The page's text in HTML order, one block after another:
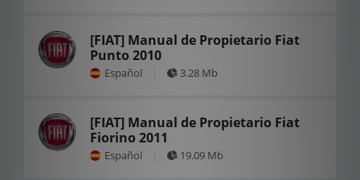
[FIAT] Manual de Propietario Fiat
Punto 2010
Español 3.28 Mb
[FIAT] Manual de Propietario Fiat
Fiorino 2011
Español 19.09 Mb